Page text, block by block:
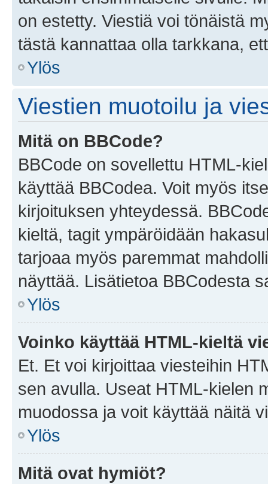
on estetty. Viestiä voi tönäistä
tästä kannattaa olla tarkkana,
Ylös
Viestien muotoilu ja
Mitä on BBCode?
BBCode on sovellettu HTML-
käyttää BBCodea. Voit myös
kirjoituksen yhteydessä.
kieltä, tagit ympäröidään
tarjoaa myös paremmat
näyttää. Lisätietoa BBCodesta
Ylös
Voinko käyttää HTML-kieltä
Et. Et voi kirjoittaa viesteihin
sen avulla. Useat HTML-kielen
muodossa ja voit käyttää näitä
Ylös
Mitä ovat hymiöt?